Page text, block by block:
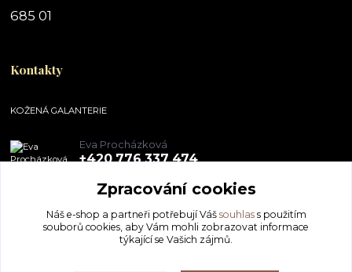
685 01
Kontakty
KOŽENÁ GALANTERIE
Eva Procházková
+420 776 337 474
obchod@pegal.cz
Zpracování cookies
Náš e-shop a partneři potřebují Váš souhlass použitím
souborů cookies, aby Vám mohli zobrazovat informace
týkající se Vašich zájmů.